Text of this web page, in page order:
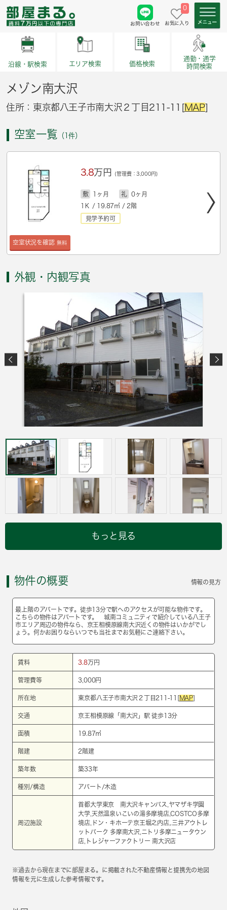
お問い合わせ
0
お気に入り
沿線・駅検索 エリア検索 価格検索
通勤・通学
時間検索
メゾン南大沢
住所：東京都八王子市南大沢２丁目211-11[MAP]
空室一覧 （1件）
空室状況を確認 無料
3.8万円 (管理費：3,000円)
敷 1ヶ月 礼
0ヶ月
1Ｋ / 19.87㎡ / 2階
見学予約可
外観・内観写真
もっと見る
物件の概要 情報の見方
最上階のアパートです。徒歩13分で駅へのアクセスが可能な物件です。
こちらの物件はアパートです。 城南コミュニティで紹介している八王子
市エリア周辺の物件なら、京王相模原線南大沢近くの物件はいかがでし
ょう。何かお困りならいつでも当社までお気軽にご連絡下さい。
賃料 3.8万円
管理費等 3,000円
所在地 東京都八王子市南大沢２丁目211-11[ MAP]
交通 京王相模原線 「 南大沢 」駅 徒歩13分
面積 19.87㎡
階建 2階建
築年数 築33年
種別/構造 アパート/木造
周辺施設
首都大学東京 南大沢キャンパス,ヤマザキ学園
大学,天然温泉いこいの湯多摩境店,COSTCO多摩
境店,ドン・キホーテ京王堀之内店,.三井アウトレ
ットパーク 多摩南大沢,ニトリ多摩ニュータウン
店,トレジャーファクトリー 南大沢店
※過去から現在までに部屋まる。に掲載された不動産情報と提携先の地図
情報を元に生成した参考情報です。